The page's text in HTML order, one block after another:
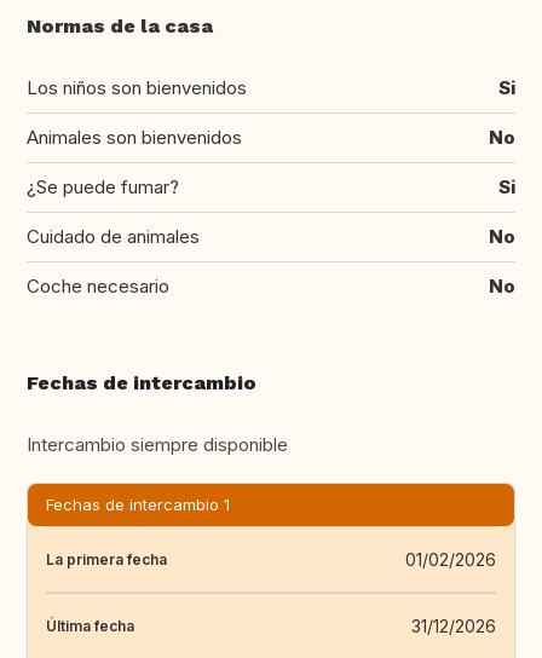
Normas de la casa
Los niños son bienvenidos Si
Animales son bienvenidos No
¿Se puede fumar? Si
Cuidado de animales No
Coche necesario No
Fechas de intercambio
Intercambio siempre disponible
Fechas de intercambio 1
La primera fecha 01/02/2026
Última fecha 31/12/2026